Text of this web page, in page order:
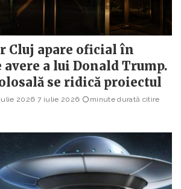
Cluj apare oficial în
avere a lui Donald Trump.
se ridică proiectul
2026 7 iulie 2026
minute durată citire